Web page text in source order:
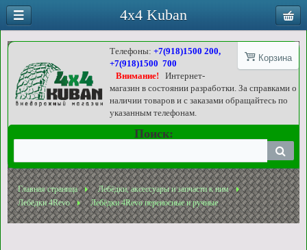
Корзина
Телефоны:+7(918)1500 200,
+7(918)1500 700
Внимание!
Интернет-
магазин в состоянии разработки. За справками о
наличии товаров и с заказами обращайтесь по
указанным телефонам.
Поиск:
Главная страница
Лебёдки, аксессуары и запчасти к ним
Лебёдки 4Revo
Лебёдки 4Revo переносные и ручные
4x4 Kuban